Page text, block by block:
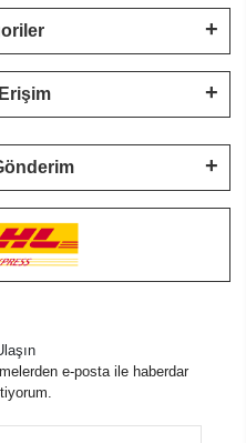
e-posta ile haberdar